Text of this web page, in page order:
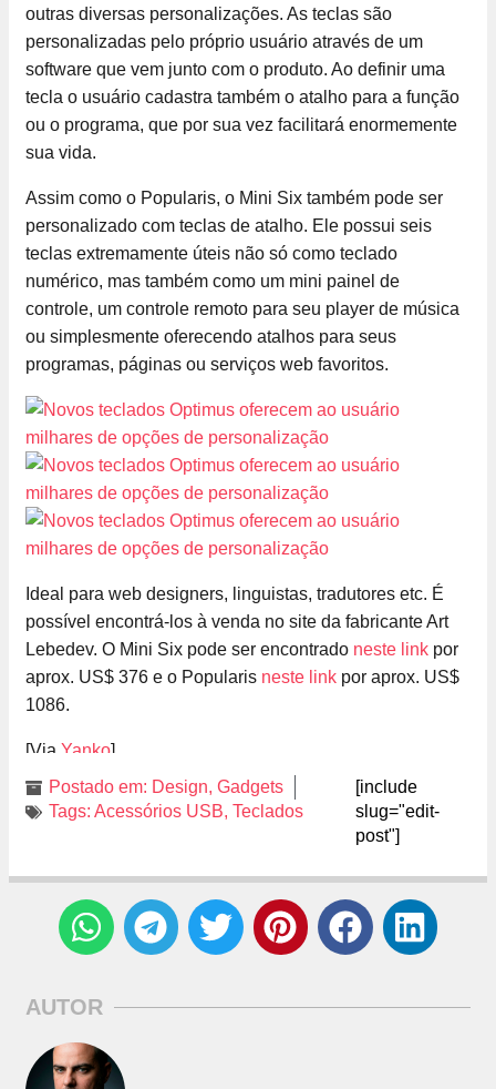
outras diversas personalizações. As teclas são
personalizadas pelo próprio usuário através de um
software que vem junto com o produto. Ao definir uma
tecla o usuário cadastra também o atalho para a função
ou o programa, que por sua vez facilitará enormemente
sua vida.
Assim como o Popularis, o Mini Six também pode ser
personalizado com teclas de atalho. Ele possui seis
teclas extremamente úteis não só como teclado
numérico, mas também como um mini painel de
controle, um controle remoto para seu player de música
ou simplesmente oferecendo atalhos para seus
programas, páginas ou serviços web favoritos.
Ideal para web designers, linguistas, tradutores etc. É
possível encontrá-los à venda no site da fabricante Art
Lebedev. O Mini Six pode ser encontrado neste link por
aprox. US$ 376 e o Popularis neste link por aprox. US$
1086.
[Via Yanko]
Postado em: Design, Gadgets
Tags: Acessórios USB, Teclados
[include
slug="edit-
post"]
AUTOR